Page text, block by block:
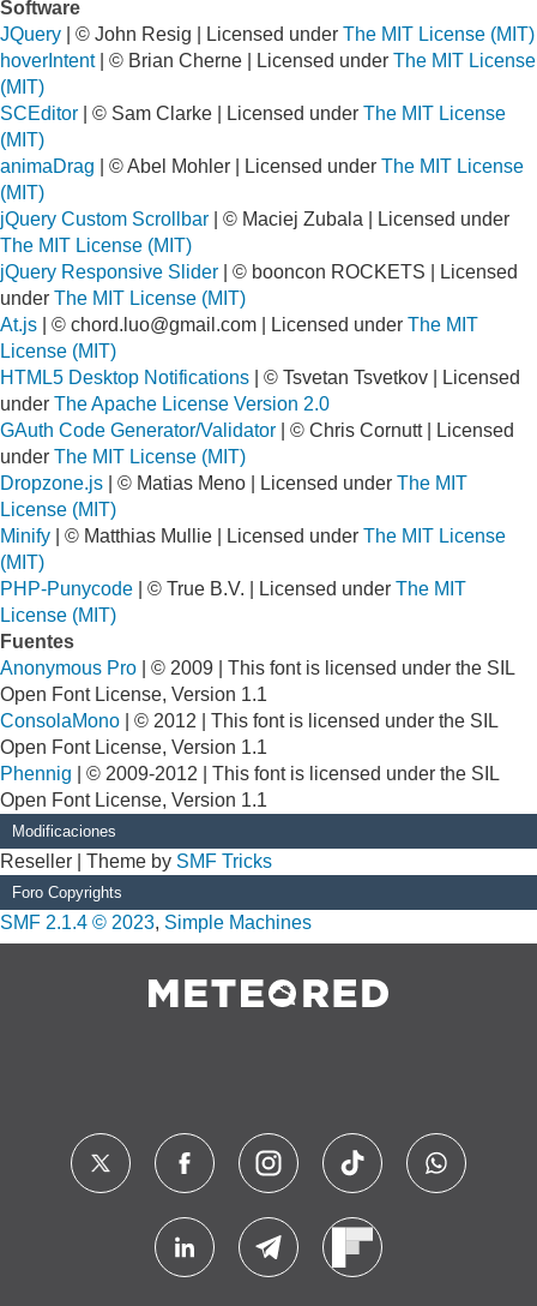
Software
JQuery | © John Resig | Licensed under The MIT License (MIT)
hoverIntent| © Brian Cherne | Licensed under The MIT License
(MIT)
SCEditor | © Sam Clarke | Licensed under The MIT License
(MIT)
animaDrag | © Abel Mohler | Licensed under The MIT License
(MIT)
jQuery Custom Scrollbar | © Maciej Zubala | Licensed under
The MIT License (MIT)
jQuery Responsive Slider | © booncon ROCKETS | Licensed
under The MIT License (MIT)
At.js | © chord.luo@gmail.com | Licensed under The MIT
License (MIT)
HTML5 Desktop Notifications | © Tsvetan Tsvetkov | Licensed
under The Apache License Version 2.0
GAuth Code Generator/Validator | © Chris Cornutt | Licensed
under The MIT License (MIT)
Dropzone.js | © Matias Meno | Licensed under The MIT
License (MIT)
Minify | © Matthias Mullie | Licensed under The MIT License
(MIT)
PHP-Punycode | © True B.V. | Licensed under The MIT
License (MIT)
Fuentes
Anonymous Pro | © 2009 | This font is licensed under the SIL
Open Font License, Version 1.1
ConsolaMono | © 2012 | This font is licensed under the SIL
Open Font License, Version 1.1
Phennig | © 2009-2012 | This font is licensed under the SIL
Open Font License, Version 1.1
Modificaciones
Reseller | Theme by SMF Tricks
Foro Copyrights
SMF 2.1.4 © 2023, Simple Machines